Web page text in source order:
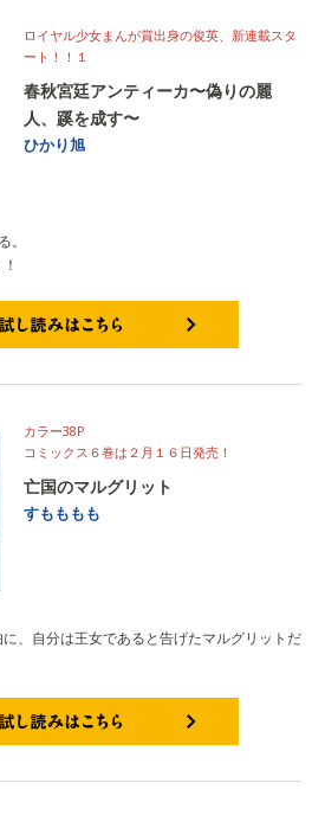
ロイヤル少女まんが賞出身の俊英、新連載スタ
ート！！１
春秋宮廷アンティーカ〜偽りの麗
人、蹊を成す〜
ひかり旭
カラー38P
コミックス６巻は２月１６日発売！
亡国のマルグリット
すもももも
、自分は王女であると告げたマルグリットだ